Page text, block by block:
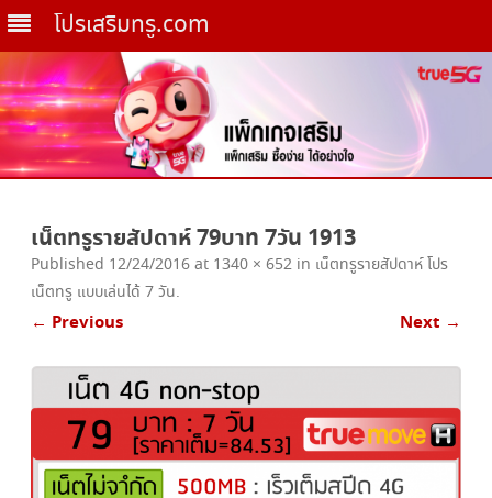
โปรเสริมทรู.com
content
เน็ตทรูรายสัปดาห์ 79บาท 7วัน 1913
Published 12/24/2016 at 1340 × 652 in เน็ตทรูรายสัปดาห์ โปร
เน็ตทรู แบบเล่นได้ 7 วัน.
← Previous Next →